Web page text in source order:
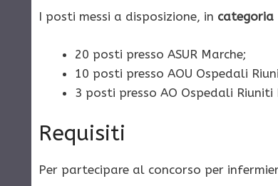
I posti messi a disposizione, in categoria
20 posti presso ASUR Marche;
10 posti presso AOU Ospedali
3 posti presso AO Ospedali Riuniti
Requisiti
Per partecipare al concorso per